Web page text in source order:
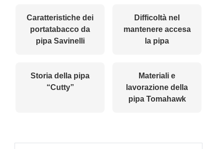
Caratteristiche dei
portatabacco da
pipa Savinelli
Difficoltà nel
mantenere accesa
la pipa
Storia della pipa
“Cutty”
Materiali e
lavorazione della
pipa Tomahawk